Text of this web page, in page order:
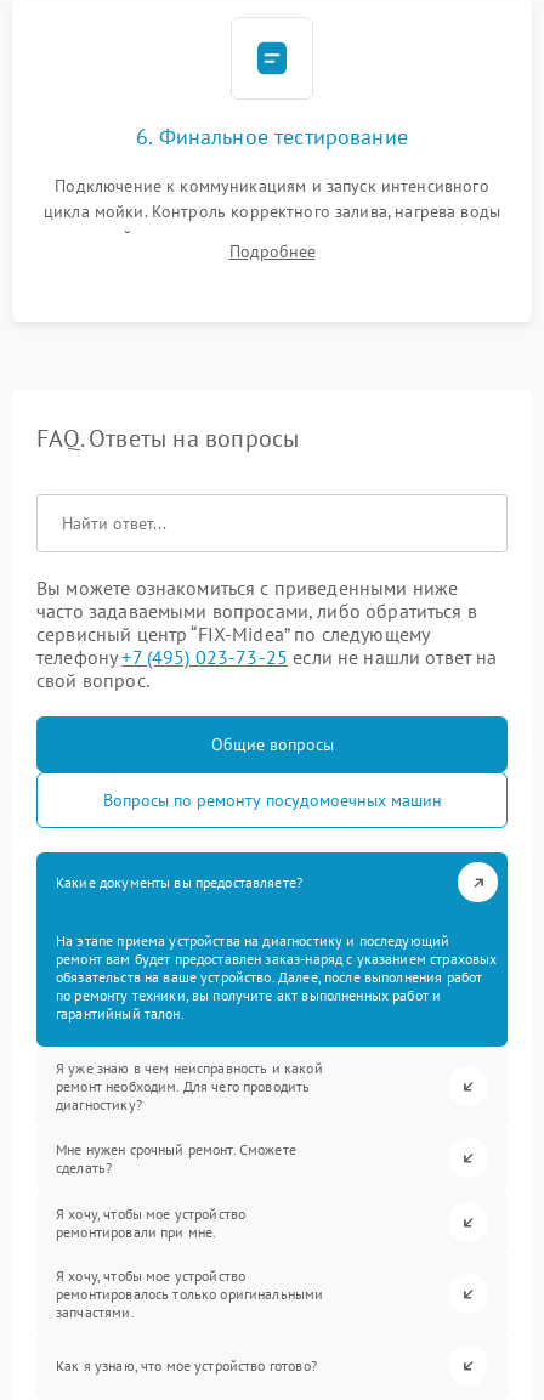
6. Финальное тестирование
Подключение к коммуникациям и запуск интенсивного
цикла мойки. Контроль корректного залива, нагрева воды
до нужной температуры, отсутствия посторонних шумов,
штатного слива и абсолютной сухости в поддоне.
Подробнее
FAQ. Ответы на вопросы
Вы можете ознакомиться с приведенными ниже
часто задаваемыми вопросами, либо обратиться в
сервисный центр “FIX-Midea” по следующему
телефону+7 (495) 023-73-25 если не нашли ответ на
свой вопрос.
Общие вопросы
Вопросы по ремонту посудомоечных машин
Какие документы вы предоставляете?
На этапе приема устройства на диагностику и последующий
ремонт вам будет предоставлен заказ-наряд с указанием страховых
обязательств на ваше устройство. Далее, после выполнения работ
по ремонту техники, вы получите акт выполненных работ и
гарантийный талон.
Я уже знаю в чем неисправность и какой
ремонт необходим. Для чего проводить
диагностику?
Мне нужен срочный ремонт. Сможете
сделать?
Я хочу, чтобы мое устройство
ремонтировали при мне.
Я хочу, чтобы мое устройство
ремонтировалось только оригинальными
запчастями.
Как я узнаю, что мое устройство готово?